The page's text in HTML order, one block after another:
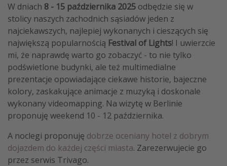
W dniach 8 - 15 października 2025 odbędzie się w
stolicy naszych zachodnich sąsiadów jeden z
najciekawszych, najlepiej wykonanych i cieszących się
największą popularnością Festival of Lights! I uwierzcie
mi, że naprawdę warto go zobaczyć - to nie tylko
podświetlone budynki, ale też multimedialne
prezentacje opowiadające ciekawe historie, bajeczne
kolory, zaskakujące animacje z muzyką i doskonale
wykonany videomapping. Na wizytę w Berlinie
proponuję weekend 10 - 12 października.
A noclegi proponuję dobrze oceniany hotel z dobrym
dojazdem do każdej części miasta. Zarezerwujecie go
przez serwis Trivago.